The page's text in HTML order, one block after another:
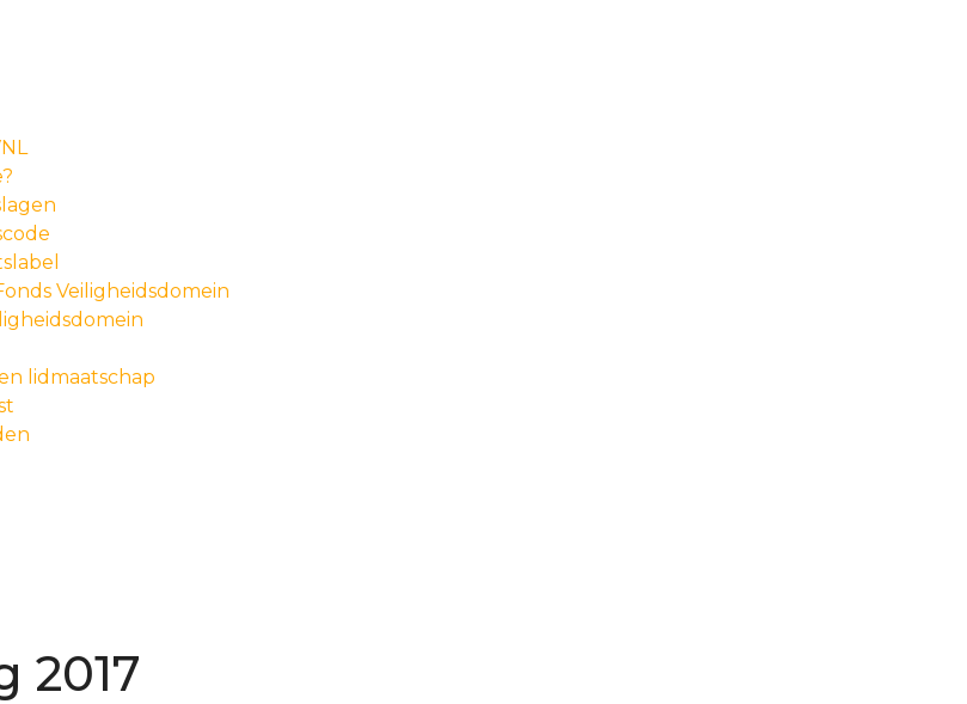
Veiligheidsdomein
lidmaatschap
2017